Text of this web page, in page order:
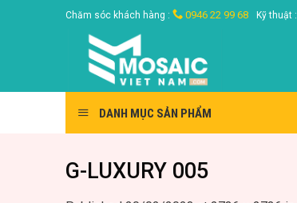
Chăm sóc khách hàng : 0946 22 99 68 Kỹ thuật :
DANH MỤC SẢN PHẨM
G-LUXURY 005